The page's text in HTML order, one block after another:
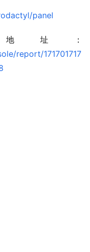
panel
址：
report/171701717